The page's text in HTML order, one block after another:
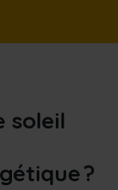
soleil
?